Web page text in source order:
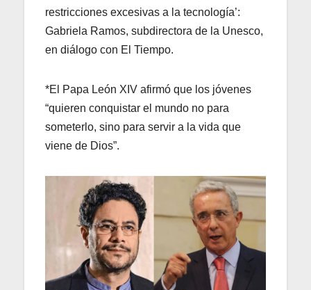
restricciones excesivas a la tecnología’:
Gabriela Ramos, subdirectora de la Unesco,
en diálogo con El Tiempo.
*El Papa León XIV afirmó que los jóvenes
“quieren conquistar el mundo no para
someterlo, sino para servir a la vida que
viene de Dios”.